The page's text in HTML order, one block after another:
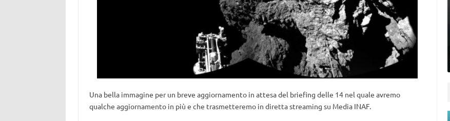
Una bella immagine per un breve aggiornamento in attesa del briefing delle 14 nel quale avremo
qualche aggiornamento in più e che trasmetteremo in diretta streaming su Media INAF.